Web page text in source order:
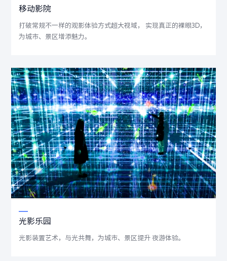
移动影院
打破常规不一样的观影体验方式超大视域， 实现真正的裸眼3D，
为城市、景区增添魅力。
光影乐园
光影装置艺术，与光共舞，为城市、景区提升 夜游体验。